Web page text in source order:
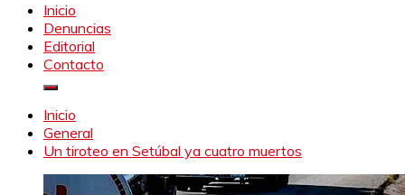
Inicio
Denuncias
Editorial
Contacto
Inicio
General
Un tiroteo en Setúbal ya cuatro muertos